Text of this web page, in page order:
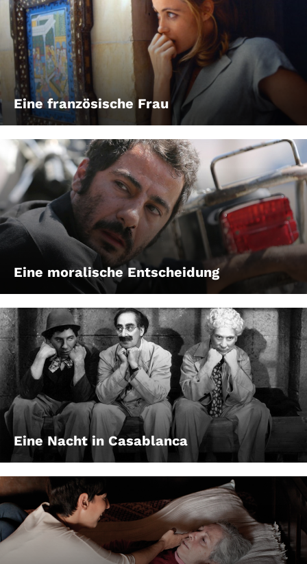
Eine französische Frau
Eine moralische Entscheidung
Eine Nacht in Casablanca